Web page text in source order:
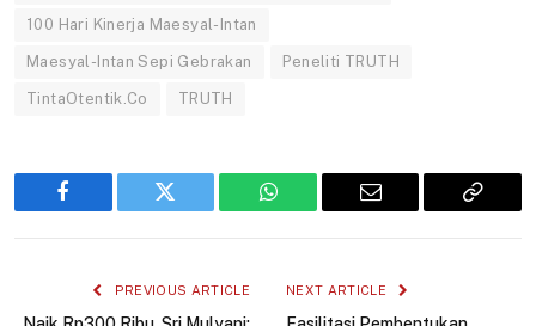
100 Hari Kinerja Maesyal-Intan
Maesyal-Intan Sepi Gebrakan Peneliti TRUTH
TintaOtentik.Co TRUTH
Facebook Twitter WhatsApp Email
Copy
PREVIOUS ARTICLE NEXT ARTICLE